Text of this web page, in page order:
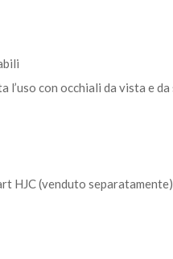
l’uso con occhiali da vista e da
HJC (venduto separatamente)